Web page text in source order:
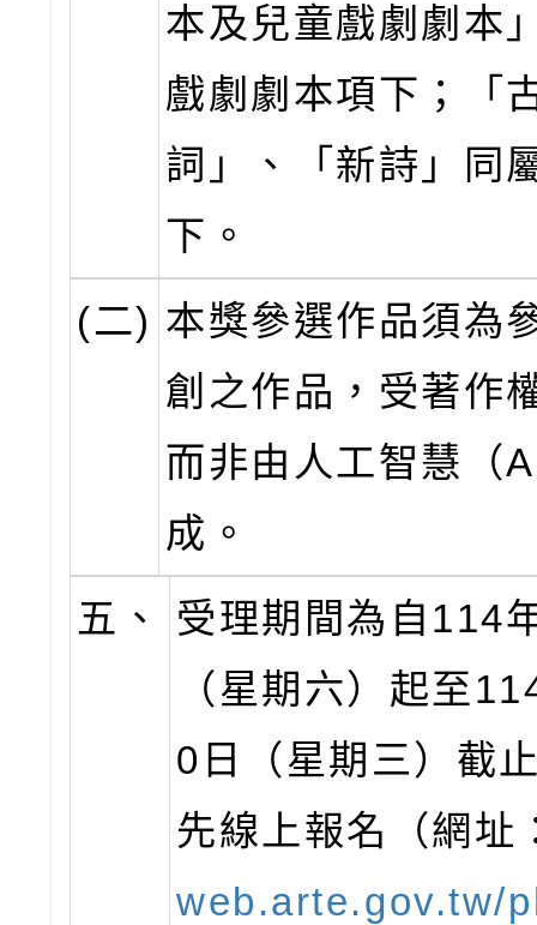
本及兒童戲劇劇本
戲劇劇本項下；「
詞」、「新詩」同
下。
(二) 本獎參選作品須為
創之作品，受著作
而非由人工智慧（
成。
五、
受理期間為自114
（星期六）起至
0日（星期三）截
先線上報名（網址
web.arte.gov.tw/